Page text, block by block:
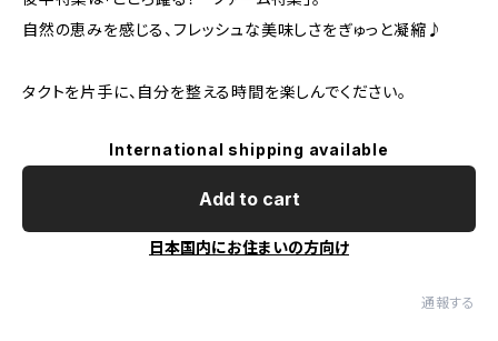
自然の恵みを感じる、フレッシュな美味しさをぎゅっと凝縮♪
タクトを片手に、自分を整える時間を楽しんでください。
International shipping available
Add to cart
日本国内にお住まいの方向け
通報する